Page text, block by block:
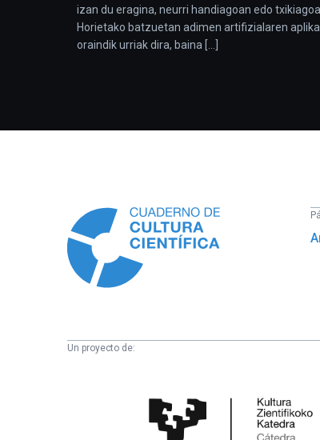
izan du eragina, neurri handiagoan edo
Horietako batzuetan adimen artifizialaren
oraindik urriak dira, baina [...]
Un proyecto de:
Científica